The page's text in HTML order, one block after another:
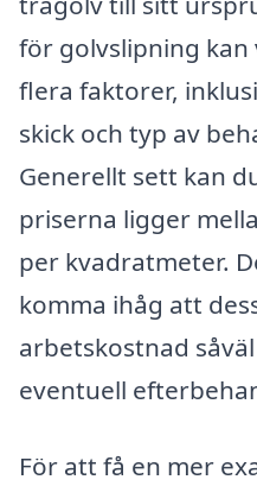
för golvslipning
flera faktorer,
skick och typ av
Generellt sett kan
priserna ligger
per kvadratmeter.
komma ihåg att
arbetskostnad
eventuell
För att få en mer